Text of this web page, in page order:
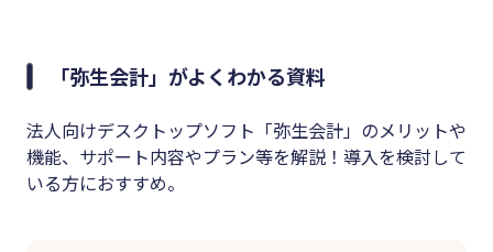
「弥生会計」がよくわかる資料
法人向けデスクトップソフト「弥生会計」のメリットや
機能、サポート内容やプラン等を解説！導入を検討して
いる方におすすめ。